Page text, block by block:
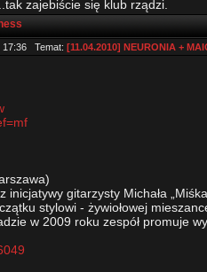
zajebiście się klub rządzi.
17:36 Temat: [11.04.2010] NEURONIA +
inicjatywy gitarzysty Michała
stylowi - żywiołowej
w 2009 roku zespół promuje